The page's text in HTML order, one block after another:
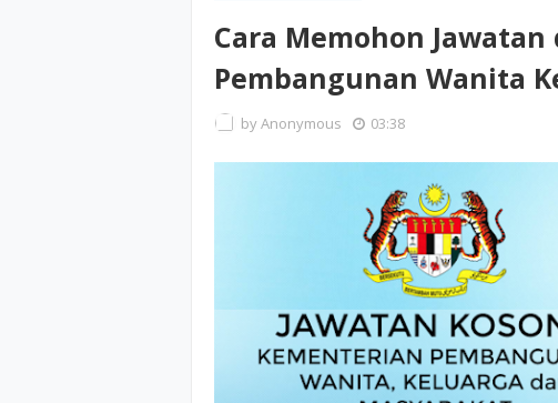
Cara Memohon
Pembangunan Wanita
byAnonymous 03:38